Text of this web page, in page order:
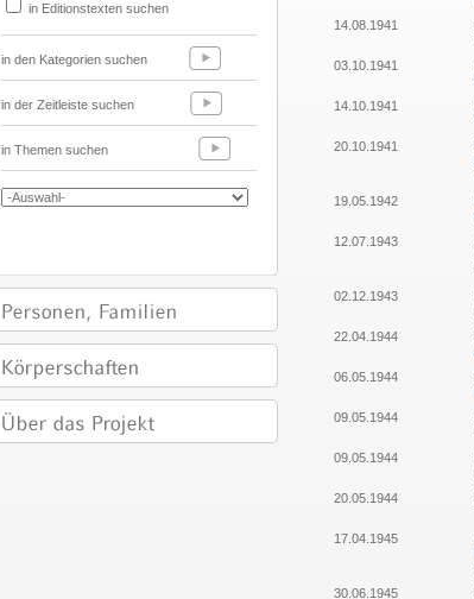
in Editionstexten suchen
in den Kategorien suchen
in der Zeitleiste suchen
in Themen suchen
14.08.1941
03.10.1941
14.10.1941
20.10.1941
19.05.1942
12.07.1943
02.12.1943
22.04.1944
06.05.1944
09.05.1944
09.05.1944
20.05.1944
17.04.1945
30.06.1945